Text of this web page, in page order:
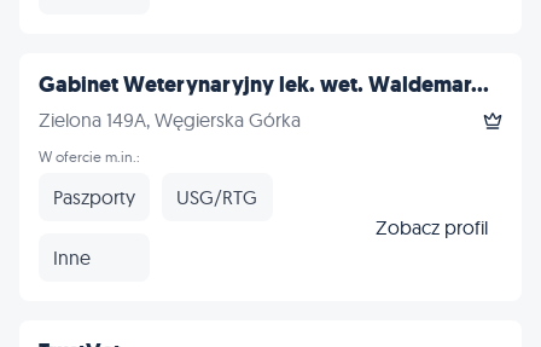
Gabinet Weterynaryjny lek. wet. Waldemar...
Zielona 149A, Węgierska Górka
W ofercie m.in.:
Paszporty USG/RTG
Inne
Zobacz profil